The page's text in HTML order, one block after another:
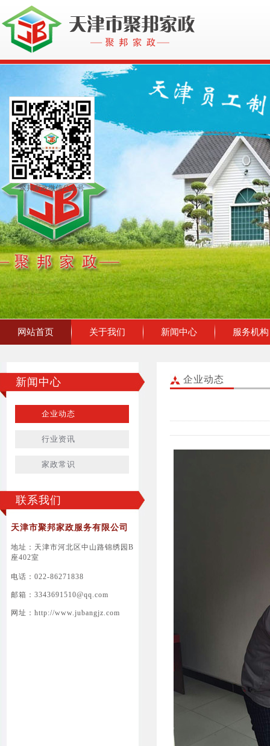
网站首页 关于我们 新闻中心 服务机构
新闻中心
企业动态
行业资讯
家政常识
联系我们
天津市聚邦家政服务有限公司
地址：天津市河北区中山路锦绣园B
座402室
电话：022-86271838
邮箱：3343691510@qq.com
网址：http://www.jubangjz.com
企业动态
聚邦家政微信公众号